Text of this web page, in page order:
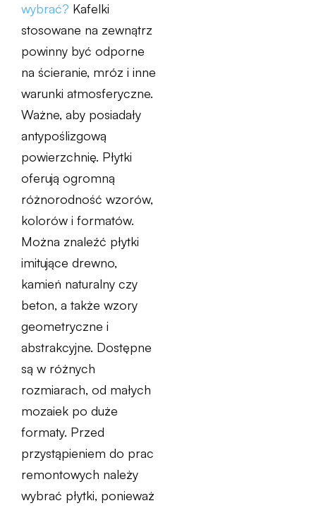
wybrać? Kafelki
stosowane na zewnątrz
powinny być odporne
na ścieranie, mróz i inne
warunki atmosferyczne.
Ważne, aby posiadały
antypoślizgową
powierzchnię. Płytki
oferują ogromną
różnorodność wzorów,
kolorów i formatów.
Można znaleźć płytki
imitujące drewno,
kamień naturalny czy
beton, a także wzory
geometryczne i
abstrakcyjne. Dostępne
są w różnych
rozmiarach, od małych
mozaiek po duże
formaty. Przed
przystąpieniem do prac
remontowych należy
wybrać płytki, ponieważ